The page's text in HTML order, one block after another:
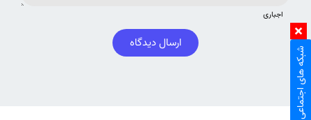
اجباری
ارسال دیدگاه
شبکه های اجتماعی